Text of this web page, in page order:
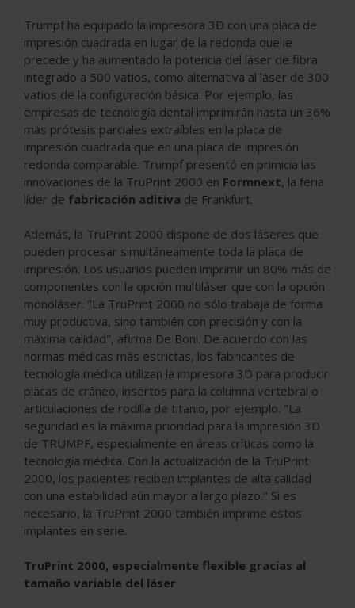
Trumpf ha equipado la impresora 3D con una placa de
impresión cuadrada en lugar de la redonda que le
precede y ha aumentado la potencia del láser de fibra
integrado a 500 vatios, como alternativa al láser de 300
vatios de la configuración básica. Por ejemplo, las
empresas de tecnología dental imprimirán hasta un 36%
más prótesis parciales extraíbles en la placa de
impresión cuadrada que en una placa de impresión
redonda comparable. Trumpf presentó en primicia las
innovaciones de la TruPrint 2000 en Formnext, la feria
líder de fabricación aditiva de Frankfurt.
Además, la TruPrint 2000 dispone de dos láseres que
pueden procesar simultáneamente toda la placa de
impresión. Los usuarios pueden imprimir un 80% más de
componentes con la opción multiláser que con la opción
monoláser. "La TruPrint 2000 no sólo trabaja de forma
muy productiva, sino también con precisión y con la
máxima calidad", afirma De Boni. De acuerdo con las
normas médicas más estrictas, los fabricantes de
tecnología médica utilizan la impresora 3D para producir
placas de cráneo, insertos para la columna vertebral o
articulaciones de rodilla de titanio, por ejemplo. "La
seguridad es la máxima prioridad para la impresión 3D
de TRUMPF, especialmente en áreas críticas como la
tecnología médica. Con la actualización de la TruPrint
2000, los pacientes reciben implantes de alta calidad
con una estabilidad aún mayor a largo plazo." Si es
necesario, la TruPrint 2000 también imprime estos
implantes en serie.
TruPrint 2000, especialmente flexible gracias al
tamaño variable del láser